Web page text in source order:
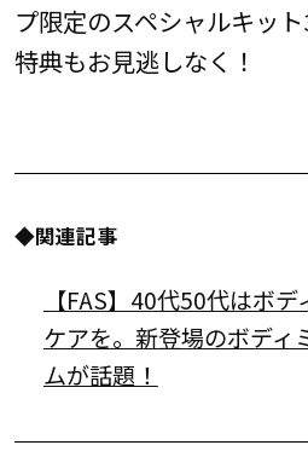
プ限定のスペシャルキッ
特典もお見逃しなく！
◆関連記事
【FAS】40代50代はボ
ケアを。新登場のボディ
ムが話題！